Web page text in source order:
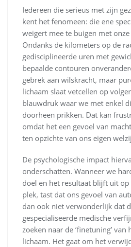
Iedereen die serieus met zijn
kent het fenomeen: die ene
weigert mee te buigen met
Ondanks de kilometers op de
gedisciplineerde uren met
bepaalde contouren
gebrek aan wilskracht, maar
lichaam slaat vetcellen op
blauwdruk waar we met enkel
doorheen prikken. Dat kan
omdat het een gevoel van
ten opzichte van ons eigen
De psychologische impact
onderschatten. Wanneer we
doel en het resultaat blijft uit op
plek, tast dat ons gevoel van
dan ook niet verwonderlijk dat
gespecialiseerde medische
zoeken naar de ‘finetuning’ van
lichaam. Het gaat om het